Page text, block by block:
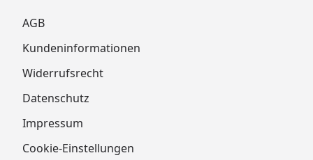
AGB
Kundeninformationen
Widerrufsrecht
Datenschutz
Impressum
Cookie-Einstellungen